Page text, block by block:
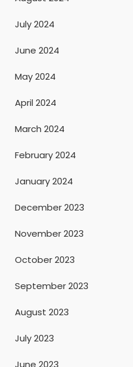
July 2024
June 2024
May 2024
April 2024
March 2024
February 2024
January 2024
December 2023
November 2023
October 2023
September 2023
August 2023
July 2023
June 2023